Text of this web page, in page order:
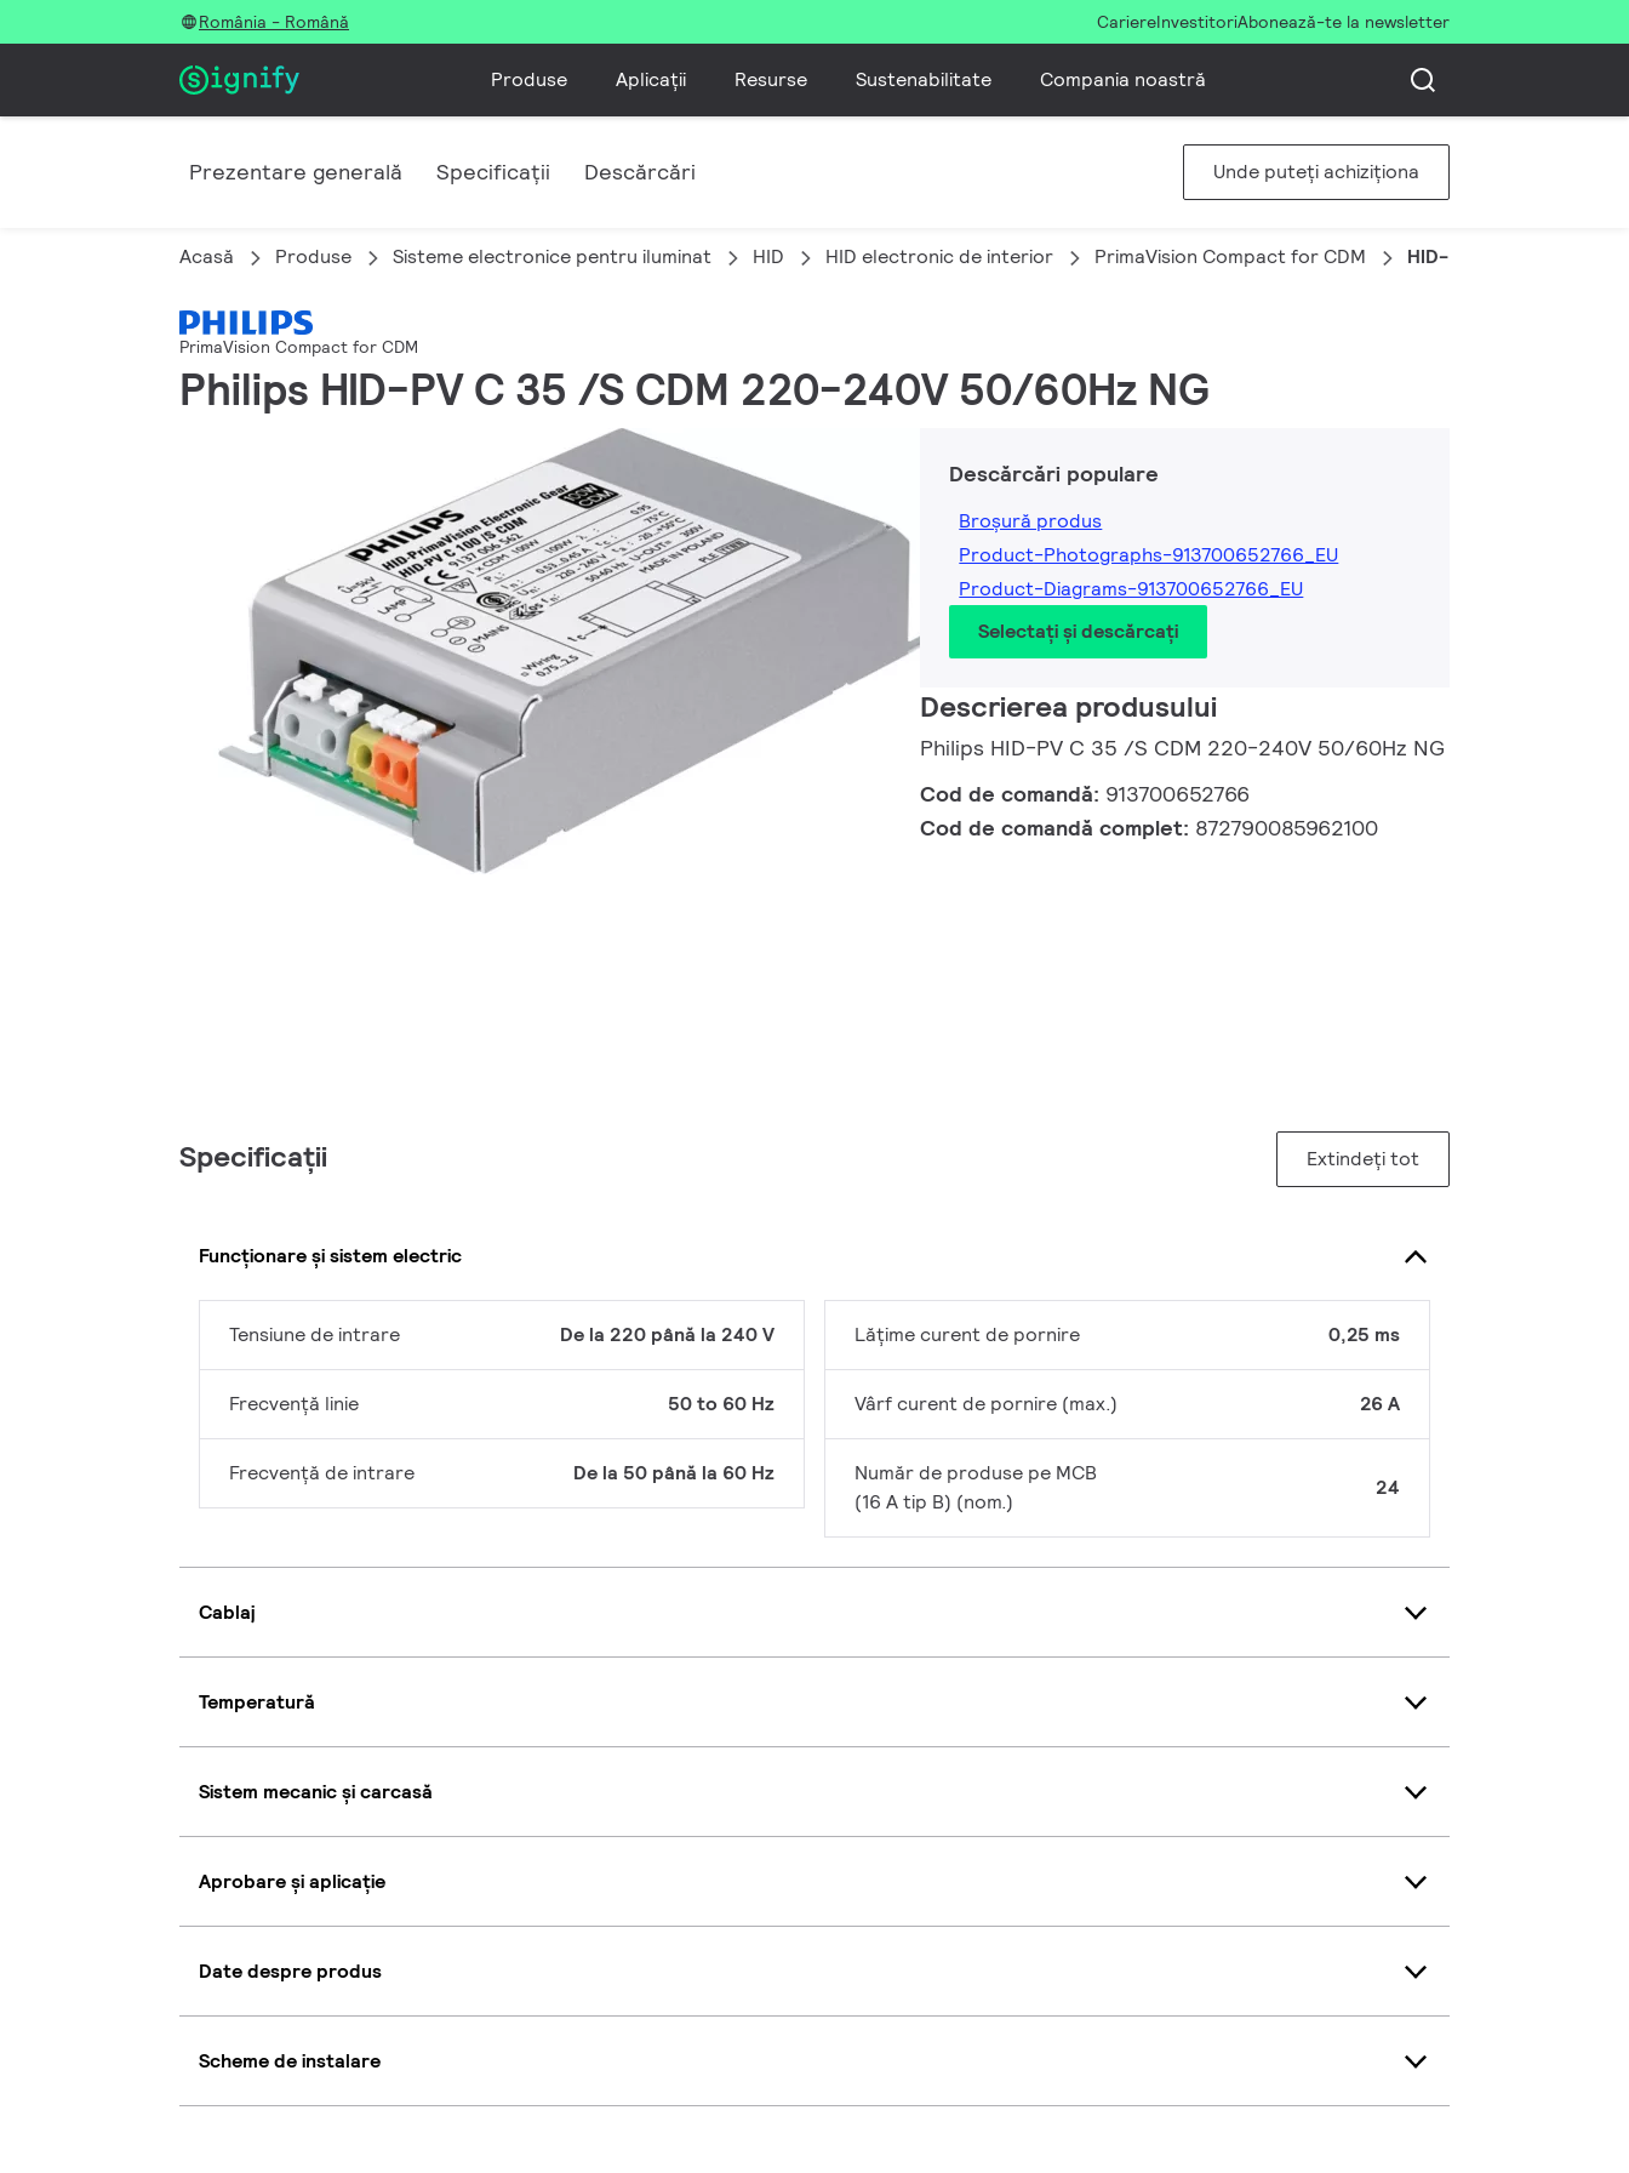
România - Română CariereInvestitoriAbonează-te la newsletter
Produse Aplicații Resurse Sustenabilitate Compania noastră
Prezentare generală Specificații Descărcări Unde puteți achiziționa
Acasă Produse Sisteme electronice pentru iluminat HID HID electronic de interior PrimaVision Compact for CDM HID-PV C 35 /S CDM
PrimaVision Compact for CDM
Philips HID-PV C 35 /S CDM 220-240V 50/60Hz NG
Descărcări populare
Broșură produs
Product-Photographs-913700652766_EU
Product-Diagrams-913700652766_EU
Selectați și descărcați
Descrierea produsului
Philips HID-PV C 35 /S CDM 220-240V 50/60Hz NG
Cod de comandă: 913700652766
Cod de comandă complet: 872790085962100
Specificații Extindeți tot
Funcționare și sistem electric
Tensiune de intrare De la 220 până la 240 V
Frecvență linie 50 to 60 Hz
Frecvență de intrare De la 50 până la 60 Hz
Lățime curent de pornire 0,25 ms
Vârf curent de pornire (max.) 26 A
Număr de produse pe MCB
(16 A tip B) (nom.)
24
Cablaj
Temperatură
Sistem mecanic și carcasă
Aprobare și aplicație
Date despre produs
Scheme de instalare